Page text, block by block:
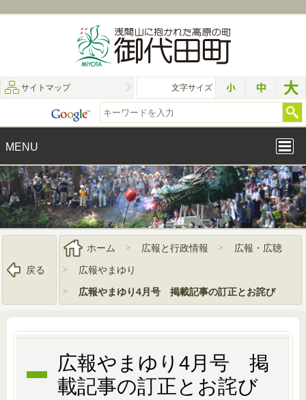
サイトマップ 文字サイズ
MENU
戻る
ホーム 広報と行政情報
広報・広聴
広報やまゆり
広報やまゆり4月号 掲載記事の訂正とお詫び
広報やまゆり4月号 掲
載記事の訂正とお詫び